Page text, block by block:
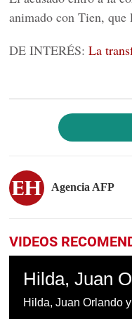
animado con Tien, que
DE INTERÉS: La
Agencia AFP
VIDEOS
Hilda, Juan Orlando